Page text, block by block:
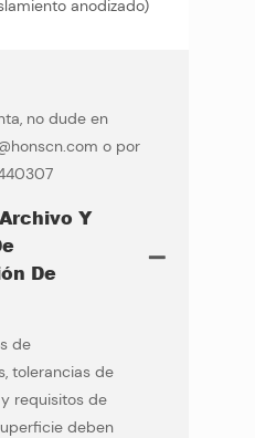
anodizado)
no dude en
o por
Y
De
de
tolerancias de
requisitos de
deben